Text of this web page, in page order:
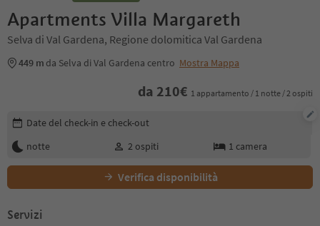
Apartments Villa Margareth
Selva di Val Gardena, Regione dolomitica Val Gardena
449 m da Selva di Val Gardena centro Mostra Mappa
da 210€ 1 appartamento / 1 notte / 2 ospiti
Modifica i dettagli della prenotazione
Date del check-in e check-out
notte
2 ospiti 1 camera
Verifica disponibilità
Servizi